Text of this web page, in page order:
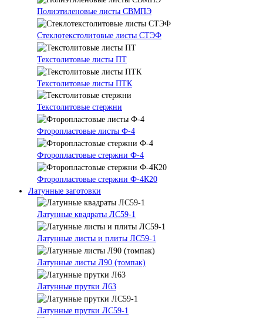
Полиэтиленовые листы СВМПЭ
Стеклотекстолитовые листы СТЭФ
Текстолитовые листы ПТ
Текстолитовые листы ПТК
Текстолитовые стержни
Фторопластовые листы Ф-4
Фторопластовые стержни Ф-4
Фторопластовые стержни Ф-4К20
Латунные заготовки
Латунные квадраты ЛС59-1
Латунные листы и плиты ЛС59-1
Латунные листы Л90 (томпак)
Латунные прутки Л63
Латунные прутки ЛС59-1